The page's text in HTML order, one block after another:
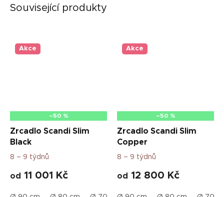
Související produkty
Akce
–50 %
Zrcadlo Scandi Slim
Black
8 – 9 týdnů
od 11 001 Kč
Akce
–50 %
Zrcadlo Scandi Slim
Copper
8 – 9 týdnů
od 12 800 Kč